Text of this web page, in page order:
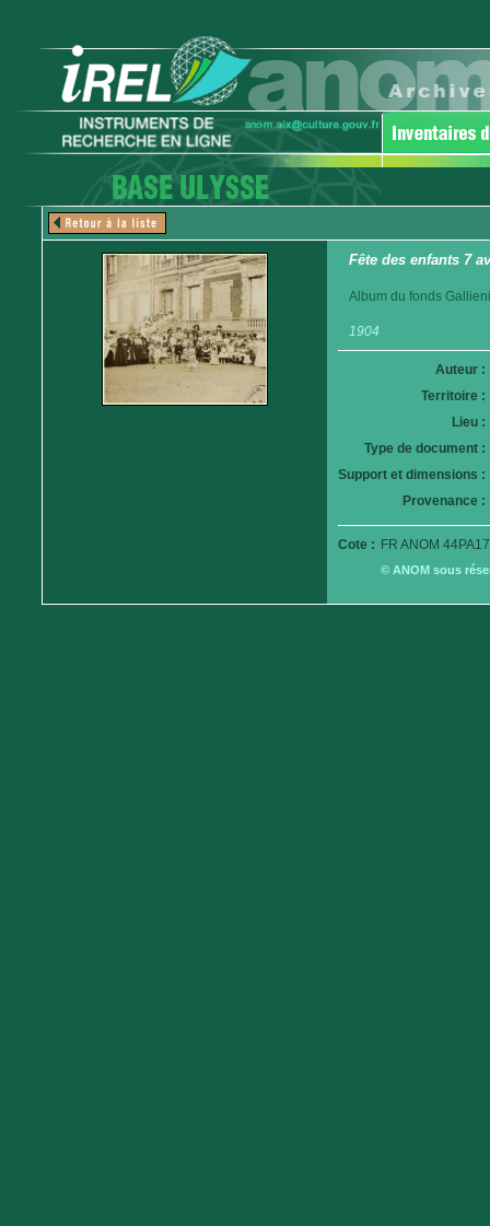
Fête des enfants 7
Album du fonds
1904
Auteur :
Territoire :
Lieu :
Type de document :
Support et dimensions :
Provenance :
Cote : FR ANOM
© ANOM sous